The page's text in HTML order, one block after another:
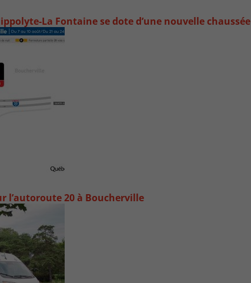
La Fontaine se dote d’une nouvelle chaussée
l’autoroute 20 à Boucherville